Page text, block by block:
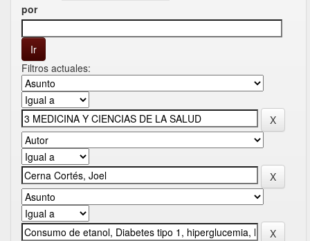
por
Filtros actuales: